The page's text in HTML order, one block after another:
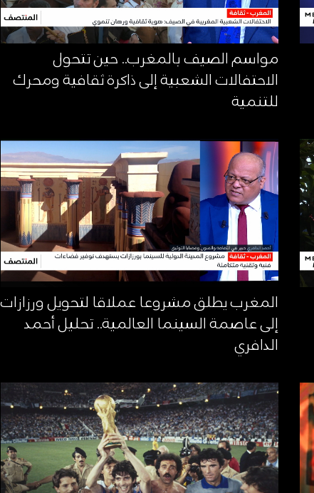
مواسم الصيف بالمغرب.. حين تتحول
الاحتفالات الشعبية إلى ذاكرة ثقافية ومحرك
للتنمية
المغرب يطلق مشروعا عملاقا لتحويل ورزازات
إلى عاصمة السينما العالمية.. تحليل أحمد
الدافري